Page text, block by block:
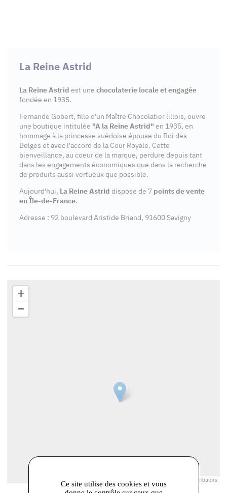
La Reine Astrid
La Reine Astrid est une chocolaterie locale et engagée
fondée en 1935.
Fernande Gobert, fille d'un Maître Chocolatier lillois, ouvre
une boutique intitulée "A la Reine Astrid" en 1935, en
hommage à la princesse suédoise épouse du Roi des
Belges et avec l'accord de la Cour Royale. Cette
bienveillance, au coeur de la marque, perdure depuis tant
dans les engagements économiques que dans la recherche
de produits aussi vertueux que possible.
Aujourd'hui, La Reine Astrid dispose de 7 points de vente
en Île-de-France.
Adresse : 92 boulevard Aristide Briand, 91600 Savigny
+
−
Leaflet | © Openstreetmap France | © contributors
Ce site utilise des cookies et vous